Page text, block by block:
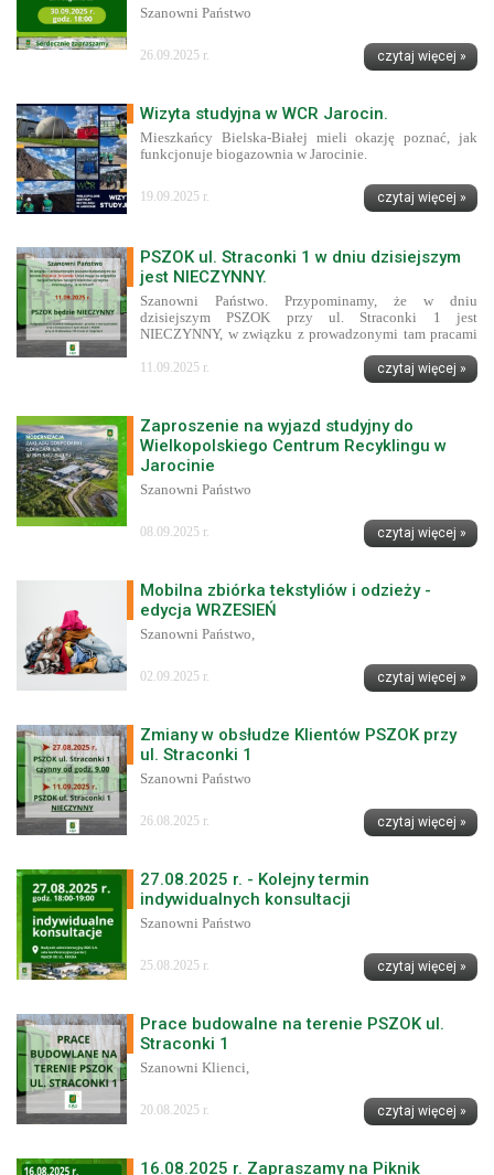
Szanowni Państwo
26.09.2025 r. czytaj więcej »
Wizyta studyjna w WCR Jarocin.
Mieszkańcy Bielska-Białej mieli okazję poznać, jak
funkcjonuje biogazownia w Jarocinie.
19.09.2025 r. czytaj więcej »
PSZOK ul. Straconki 1 w dniu dzisiejszym
jest NIECZYNNY.
Szanowni Państwo. Przypominamy, że w dniu
dzisiejszym PSZOK przy ul. Straconki 1 jest
NIECZYNNY, w związku z prowadzonymi tam pracami
11.09.2025 r. czytaj więcej »
Zaproszenie na wyjazd studyjny do
Wielkopolskiego Centrum Recyklingu w
Jarocinie
Szanowni Państwo
08.09.2025 r. czytaj więcej »
Mobilna zbiórka tekstyliów i odzieży -
edycja WRZESIEŃ
Szanowni Państwo,
02.09.2025 r. czytaj więcej »
Zmiany w obsłudze Klientów PSZOK przy
ul. Straconki 1
Szanowni Państwo
26.08.2025 r. czytaj więcej »
27.08.2025 r. - Kolejny termin
indywidualnych konsultacji
Szanowni Państwo
25.08.2025 r. czytaj więcej »
Prace budowalne na terenie PSZOK ul.
Straconki 1
Szanowni Klienci,
20.08.2025 r. czytaj więcej »
16.08.2025 r. Zapraszamy na Piknik